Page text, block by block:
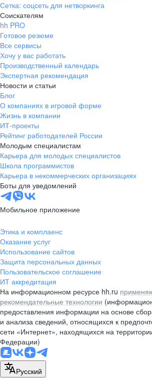
+7 861 205-55-57
pr@krd.hh.ru
Владивосток
пер. Ланинский д. 4, офис 3.4
+7 423 202-33-28
pr@dv.hh.ru
Новосибирск
ул. Большевистская, д. 35,
помещение 21
+7 383 207-94-64
pr@nsk.hh.ru
Минск
пр-т Дзержинского, д. 57,
10 этаж, помещение 45-1
pr@rabota.by
Алматы
пр. Абая, д. 151, БЦ Алатау,
12 этаж, офис 1209
+7 727 232-13-13
pr@headhunter.com.kz
Сетка: соцсеть для нетворкинга
Соискателям
hh PRO
Готовое резюме
Все сервисы
Хочу у вас работать
Производственный календарь
Экспертная рекомендация
Новости и статьи
Блог
О компаниях в игровой форме
Жизнь в компании
ИТ-проекты
Рейтинг работодателей России
Молодым специалистам
Карьера для молодых специалистов
Школа программистов
Карьера в некоммерческих организациях
Боты для уведомлений
Мобильное приложение
Этика и комплаенс
Оказание услуг
Использование сайтов
Защита персональных данных
Пользовательское соглашение
ИТ аккредитация
На информационном ресурсе hh.ru
рекомендательные технологии
предоставления информации на основе
и анализа сведений, относящихся к
сети «Интернет», находящихся на
Федерации)
Русский